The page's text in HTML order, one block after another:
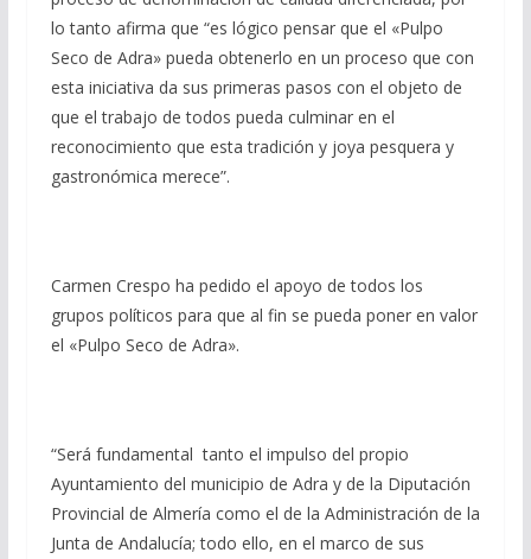
lo tanto afirma que “es lógico pensar que el «Pulpo
Seco de Adra» pueda obtenerlo en un proceso que con
esta iniciativa da sus primeras pasos con el objeto de
que el trabajo de todos pueda culminar en el
reconocimiento que esta tradición y joya pesquera y
gastronómica merece”.
Carmen Crespo ha pedido el apoyo de todos los
grupos políticos para que al fin se pueda poner en valor
el «Pulpo Seco de Adra».
“Será fundamental tanto el impulso del propio
Ayuntamiento del municipio de Adra y de la Diputación
Provincial de Almería como el de la Administración de la
Junta de Andalucía; todo ello, en el marco de sus